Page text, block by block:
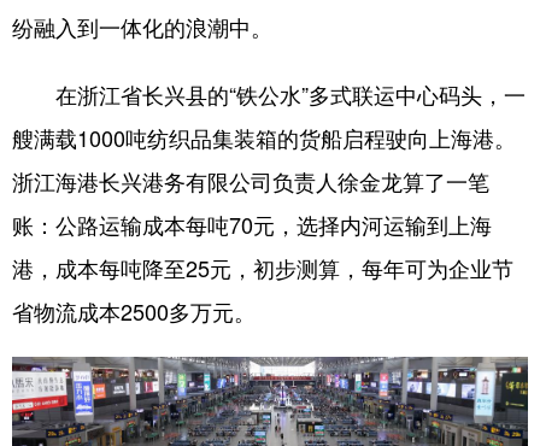
纷融入到一体化的浪潮中。
在浙江省长兴县的“铁公水”多式联运中心码头，一
艘满载1000吨纺织品集装箱的货船启程驶向上海港。
浙江海港长兴港务有限公司负责人徐金龙算了一笔
账：公路运输成本每吨70元，选择内河运输到上海
港，成本每吨降至25元，初步测算，每年可为企业节
省物流成本2500多万元。